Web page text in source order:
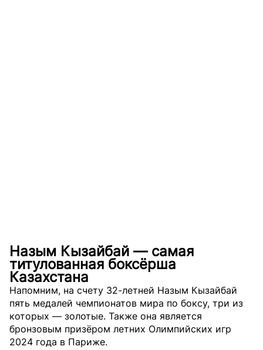
Назым Кызайбай — самая
титулованная боксёрша
Казахстана
Напомним, на счету 32-летней Назым Кызайбай
пять медалей чемпионатов мира по боксу, три из
которых — золотые. Также она является
бронзовым призёром летних Олимпийских игр
2024 года в Париже.